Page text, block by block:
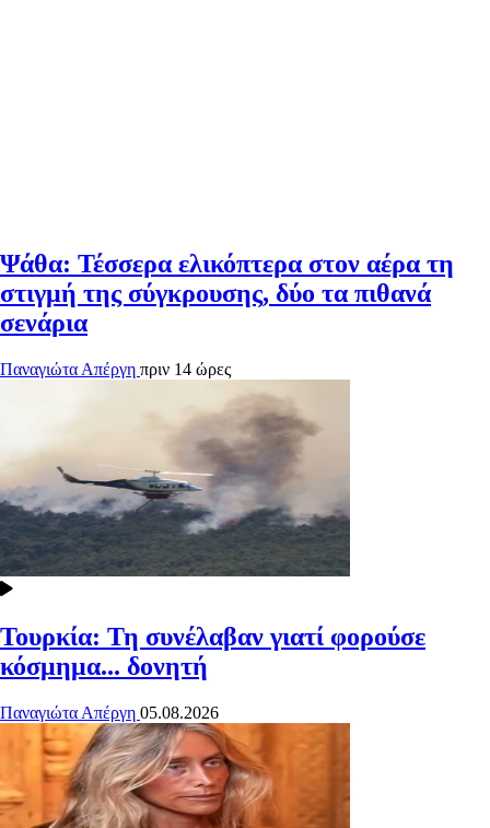
Ψάθα: Τέσσερα ελικόπτερα στον αέρα τη
στιγμή της σύγκρουσης, δύο τα πιθανά
σενάρια
Παναγιώτα Απέργη πριν 14 ώρες
Τουρκία: Τη συνέλαβαν γιατί φορούσε
κόσμημα... δονητή
Παναγιώτα Απέργη 05.08.2026